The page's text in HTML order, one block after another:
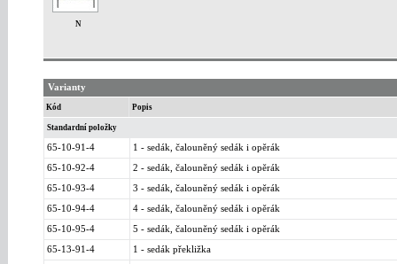
N
Varianty
Kód Popis
Standardní položky
65-10-91-4 1 - sedák, čalouněný sedák i opěrák
65-10-92-4 2 - sedák, čalouněný sedák i opěrák
65-10-93-4 3 - sedák, čalouněný sedák i opěrák
65-10-94-4 4 - sedák, čalouněný sedák i opěrák
65-10-95-4 5 - sedák, čalouněný sedák i opěrák
65-13-91-4 1 - sedák překližka